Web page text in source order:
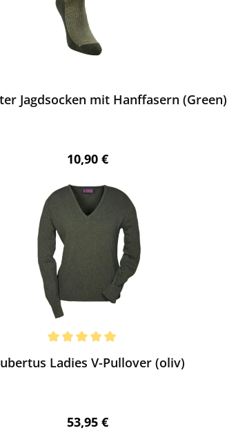
Jagdsocken mit Hanffasern (Green)
Regulärer Preis:
10,90 €
Ladies V-Pullover (oliv)
Regulärer Preis:
53,95 €